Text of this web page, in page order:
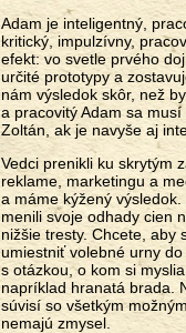
Adam je inteligentný,
kritický, impulzívny,
efekt: vo svetle prvého
určité prototypy a
nám výsledok skôr, než
a pracovitý Adam sa
Zoltán, ak je navyše aj
Vedci prenikli ku skrytým
reklame, marketingu a
a máme kýžený
menili svoje odhady cien
nižšie tresty. Chcete, aby
umiestniť volebné urny
s otázkou, o kom si
napríklad hranatá brada.
súvisí so všetkým
nemajú zmysel.